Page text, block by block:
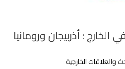
الخارج : أذربيجان ورومانيا
والعلاقات الخارجية